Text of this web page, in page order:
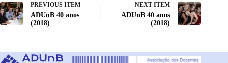
PREVIOUS ITEM
ADUnB 40 anos
(2018)
NEXT ITEM
ADUnB 40 anos
(2018)